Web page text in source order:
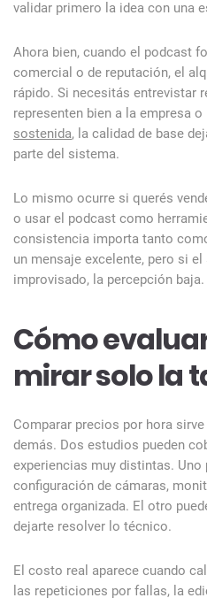
validar primero la idea con una
Ahora bien, cuando el podcast
comercial o de reputación, el
rápido. Si necesitás entrevistar
representen bien a la empresa o
sostenida, la calidad de base
parte del sistema.
Lo mismo ocurre si querés
o usar el podcast como
consistencia importa tanto
un mensaje excelente, pero si
improvisado, la percepción baja.
Cómo
mirar solo la
Comparar precios por hora
demás. Dos estudios pueden
experiencias muy distintas. Uno
configuración de cámaras,
entrega organizada. El otro
dejarte resolver lo técnico.
El costo real aparece cuando
las repeticiones por fallas, la